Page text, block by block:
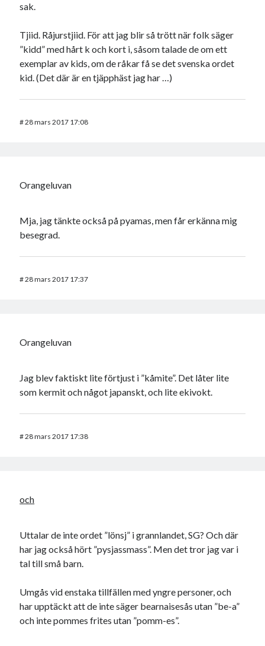
sak.
Tjiid. Råjurstjiid. För att jag blir så trött när folk säger
”kidd” med hårt k och kort i, såsom talade de om ett
exemplar av kids, om de råkar få se det svenska ordet
kid. (Det där är en tjäpphäst jag har …)
#28 mars 2017 17:08
Orangeluvan
Mja, jag tänkte också på pyamas, men får erkänna mig
besegrad.
#28 mars 2017 17:37
Orangeluvan
Jag blev faktiskt lite förtjust i ”kåmite”. Det låter lite
som kermit och något japanskt, och lite ekivokt.
#28 mars 2017 17:38
och
Uttalar de inte ordet ”lönsj” i grannlandet, SG? Och där
har jag också hört ”pysjassmass”. Men det tror jag var i
tal till små barn.
Umgås vid enstaka tillfällen med yngre personer, och
har upptäckt att de inte säger bearnaisesås utan ”be-a”
och inte pommes frites utan ”pomm-es”.